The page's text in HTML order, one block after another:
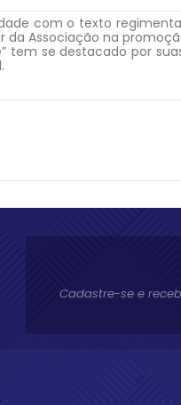
com o texto
da Associação na
tem se destacado por
Cadastre-se e